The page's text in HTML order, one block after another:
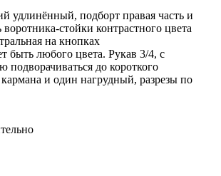
удлинённый, подборт правая часть и
стойки контрастного цвета
на кнопках
быть любого цвета. Рукав 3/4, с
подворачиваться до короткого
и один нагрудный, разрезы по